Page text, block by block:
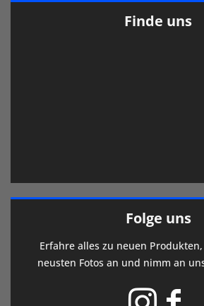
Finde uns
Folge uns
Erfahre alles zu neuen
neusten Fotos an und nimm an